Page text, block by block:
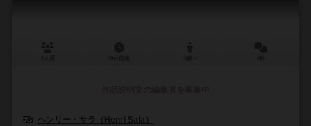
ヘンリー・サラ（Henri Sala）